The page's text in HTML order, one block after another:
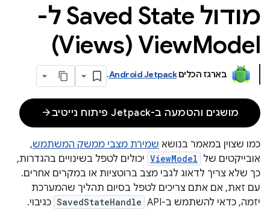
מודול Saved State ל-
ViewModel‏ (Views)
בארגז הכליםAndroid Jetpack
.
מושגים והטמעה ב-Jetpack פיתוח נייטיב arrow_forward
כמו שצוין במאמר בנושא שמירת מצבי ממשק המשתמש,
אובייקטים של ViewModel יכולים לטפל בשינויים בהגדרות,
כך שלא צריך לדאוג לגבי מצב ברוטציות או במקרים אחרים.
עם זאת, אם אתם צריכים לטפל בסיום תהליך שהמערכת
יזמה, כדאי להשתמש ב-API ‏
SavedStateHandle כגיבוי.